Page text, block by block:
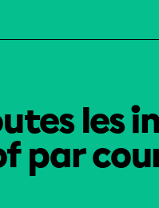
les
par